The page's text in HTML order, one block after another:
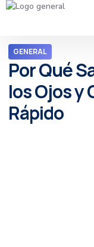
GENERAL
Por Qué
los Ojos y
Rápido